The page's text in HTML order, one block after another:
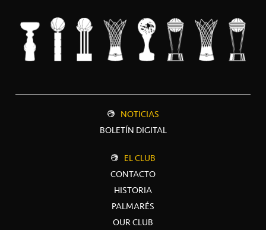
NOTICIAS
BOLETÍN DIGITAL
EL CLUB
CONTACTO
HISTORIA
PALMARÉS
OUR CLUB